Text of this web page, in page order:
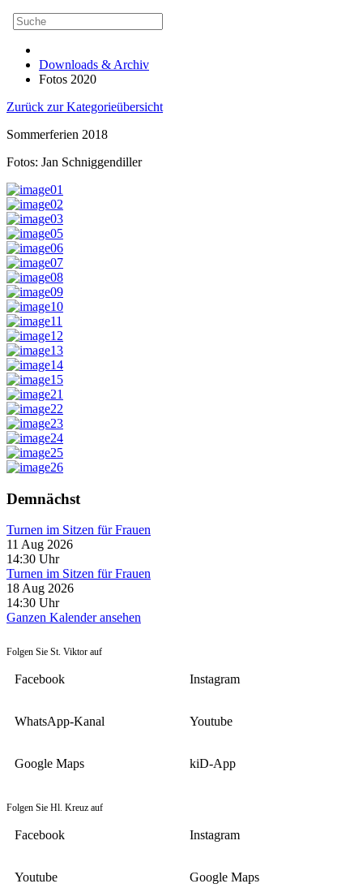
Downloads & Archiv
Fotos 2020
Zurück zur Kategorieübersicht
Sommerferien 2018
Fotos: Jan Schniggendiller
Demnächst
Turnen im Sitzen für Frauen
11 Aug 2026
14:30 Uhr
Turnen im Sitzen für Frauen
18 Aug 2026
14:30 Uhr
Ganzen Kalender ansehen
Folgen Sie St. Viktor auf
Facebook Instagram
WhatsApp-Kanal Youtube
Google Maps kiD-App
Folgen Sie Hl. Kreuz auf
Facebook Instagram
Youtube Google Maps